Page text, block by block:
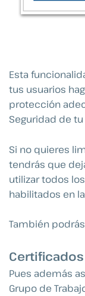
Esta
tus usuarios
protección
Seguridad de
Si no quieres
tendrás que
utilizar todos
habilitados en
También
Pues además
Grupo de